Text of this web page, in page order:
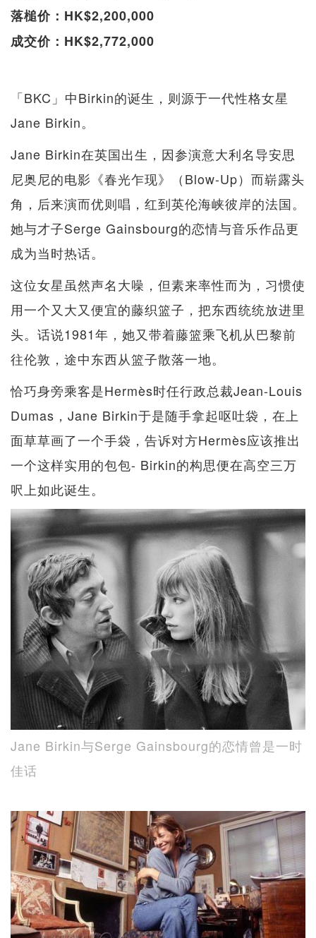
落槌价：HK$2,200,000
成交价：HK$2,772,000
「BKC」中Birkin的诞生，则源于一代性格女星
Jane Birkin。
Jane Birkin在英国出生，因参演意大利名导安思
尼奥尼的电影《春光乍现》（Blow-Up）而崭露头
角，后来演而优则唱，红到英伦海峡彼岸的法国。
她与才子Serge Gainsbourg的恋情与音乐作品更
成为当时热话。
这位女星虽然声名大噪，但素来率性而为，习惯使
用一个又大又便宜的藤织篮子，把东西统统放进里
头。话说1981年，她又带着藤篮乘飞机从巴黎前
往伦敦，途中东西从篮子散落一地。
恰巧身旁乘客是Hermès时任行政总裁Jean-Louis
Dumas，Jane Birkin于是随手拿起呕吐袋，在上
面草草画了一个手袋，告诉对方Hermès应该推出
一个这样实用的包包- Birkin的构思便在高空三万
呎上如此诞生。
Jane Birkin与Serge Gainsbourg的恋情曾是一时
佳话